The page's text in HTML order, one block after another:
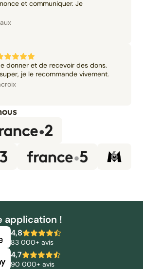
et communiquer. Je
donner et de recevoir des dons.
je le recommande vivement.
application !
4,8
83 000+ avis
4,7
90 000+ avis